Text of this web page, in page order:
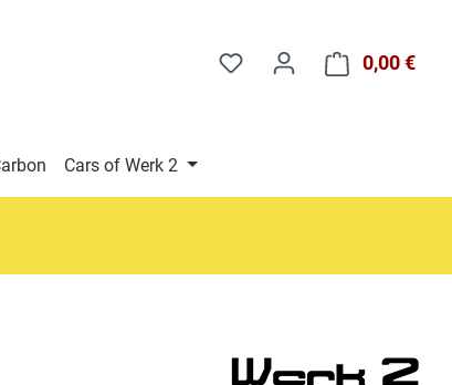
0,00 €
Cars of Werk 2